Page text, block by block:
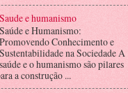
Saude e humanismo
Saúde e Humanismo:
Promovendo Conhecimento e
Sustentabilidade na Sociedade A
saúde e o humanismo são pilares
a construção ...